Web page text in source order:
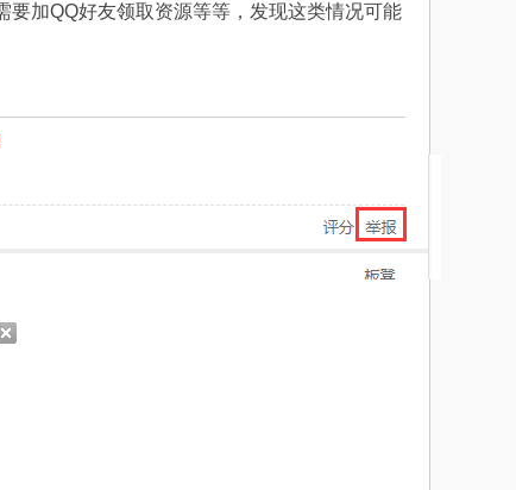
加QQ好友领取资源等等，发现这类情况可能